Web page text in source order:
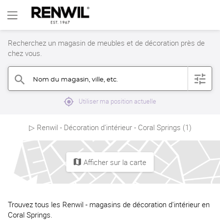
Recherchez un magasin de meubles et de décoration près de
chez vous.
search Nom du magasin, ville, etc. filter
mylocation Utiliser ma position actuelle
▷ Renwil - Décoration d'intérieur - Coral Springs (1)
map Afficher sur la carte
Trouvez tous les Renwil - magasins de décoration d'intérieur en
Coral Springs.